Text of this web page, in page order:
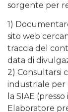
sorgente per
1)
sito web
traccia del
data di
2) Consultarsi
industriale per
la SIAE
Elaboratore